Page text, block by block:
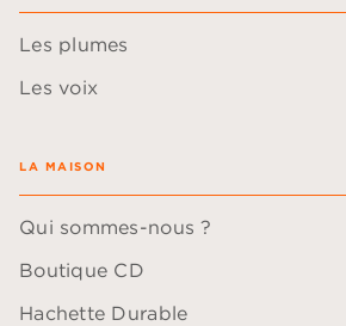
Les plumes
Les voix
LA MAISON
Qui sommes-nous ?
Boutique CD
Hachette Durable